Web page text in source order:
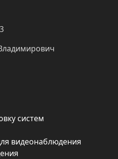
систем
видеонаблюдения